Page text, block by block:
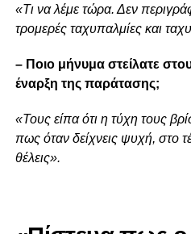
«Τι να λέμε τώρα. Δεν
τρομερές ταχυπαλμίες και
– Ποιο μήνυμα στείλατε
έναρξη της παράτασης;
«Τους είπα ότι η τύχη τους
πως όταν δείχνεις ψυχή, στο
θέλεις».